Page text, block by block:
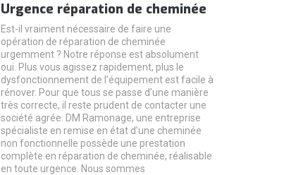
Urgence réparation de cheminée
Est-il vraiment nécessaire de faire une
opération de réparation de cheminée
urgemment ? Notre réponse est absolument
oui. Plus vous agissez rapidement, plus le
dysfonctionnement de l’équipement est facile à
rénover. Pour que tous se passe d’une manière
très correcte, il reste prudent de contacter une
société agrée. DM Ramonage, une entreprise
spécialiste en remise en état d’une cheminée
non fonctionnelle possède une prestation
complète en réparation de cheminée, réalisable
en toute urgence. Nous sommes